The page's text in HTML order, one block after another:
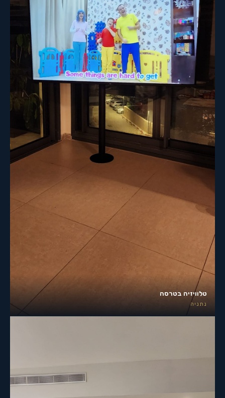
טלוויזיה בטרסה
נתניה